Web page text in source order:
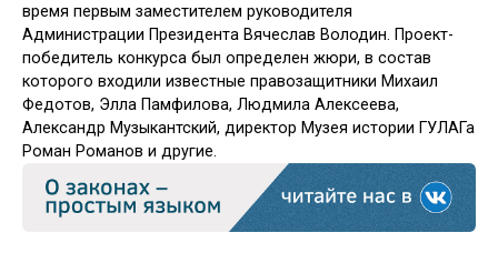
время первым заместителем руководителя
Администрации Президента Вячеслав Володин. Проект-
победитель конкурса был определен жюри, в состав
которого входили известные правозащитники Михаил
Федотов, Элла Памфилова, Людмила Алексеева,
Александр Музыкантский, директор Музея истории ГУЛАГа
Роман Романов и другие.